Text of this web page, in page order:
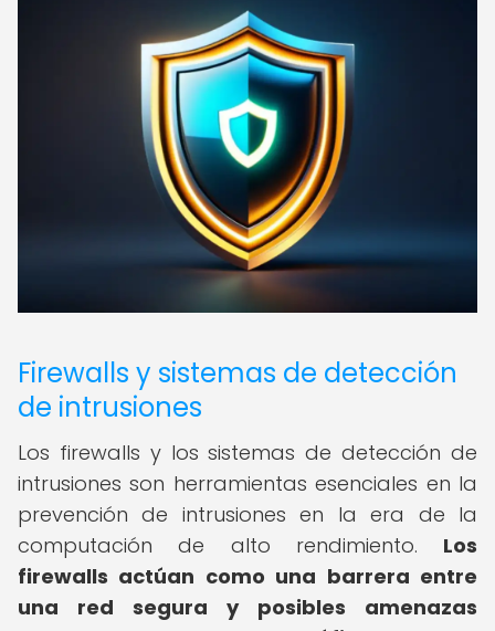
Firewalls y sistemas de detección
de intrusiones
Los firewalls y los sistemas de detección de
intrusiones son herramientas esenciales en la
prevención de intrusiones en la era de la
computación de alto rendimiento. Los
firewalls actúan como una barrera entre
una red segura y posibles amenazas